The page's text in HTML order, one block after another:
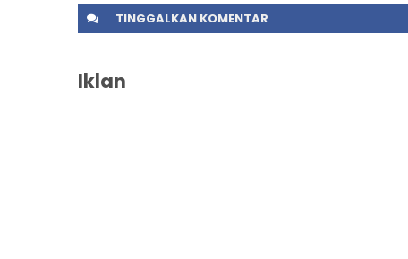
TINGGALKAN KOMENTAR
Iklan